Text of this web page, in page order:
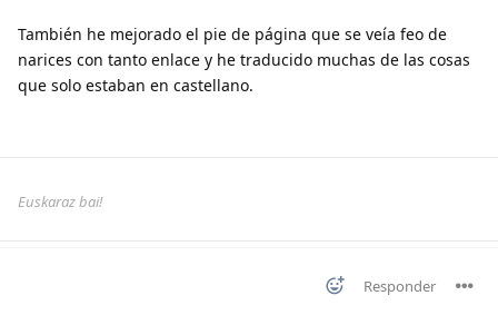
También he mejorado el pie de página que se veía feo de
narices con tanto enlace y he traducido muchas de las cosas
que solo estaban en castellano.
Euskaraz bai!
Responder